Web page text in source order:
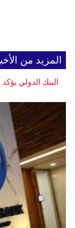
المزيد من
البنك الدولي